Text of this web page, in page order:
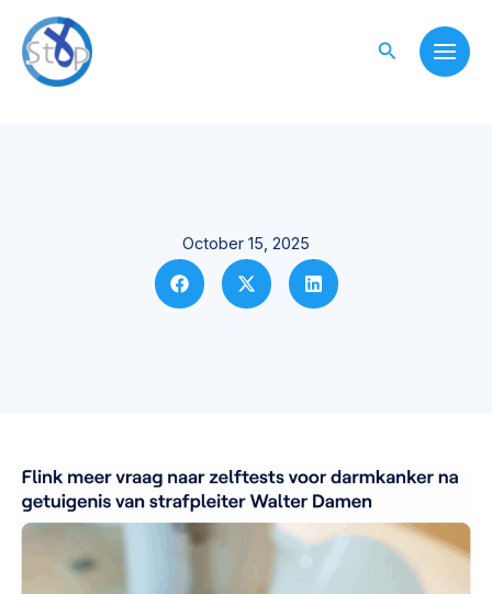
content
Search
October 15, 2025